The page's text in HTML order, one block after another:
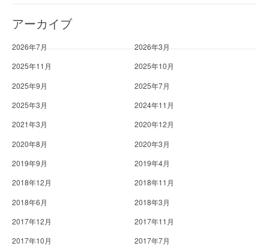
アーカイブ
2026年7月
2026年3月
2025年11月
2025年10月
2025年9月
2025年7月
2025年3月
2024年11月
2021年3月
2020年12月
2020年8月
2020年3月
2019年9月
2019年4月
2018年12月
2018年11月
2018年6月
2018年3月
2017年12月
2017年11月
2017年10月
2017年7月